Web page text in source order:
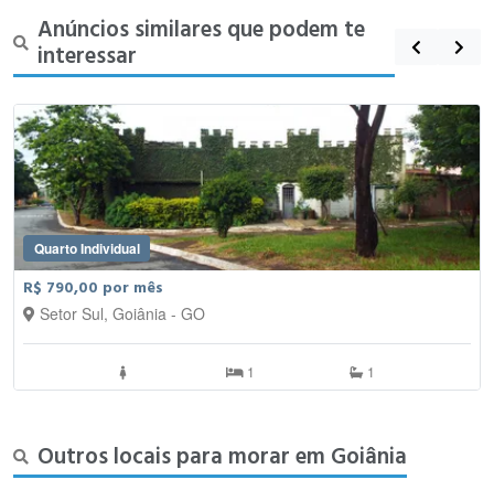
Anúncios similares que podem te
interessar
Quarto Individual
R$ 790,00 por mês
Setor Sul, Goiânia - GO
1 1
Outros locais para morar em Goiânia